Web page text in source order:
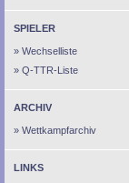
SPIELER
Wechselliste
Q-TTR-Liste
ARCHIV
Wettkampfarchiv
LINKS